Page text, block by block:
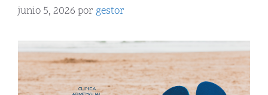
junio 5, 2026 por gestor